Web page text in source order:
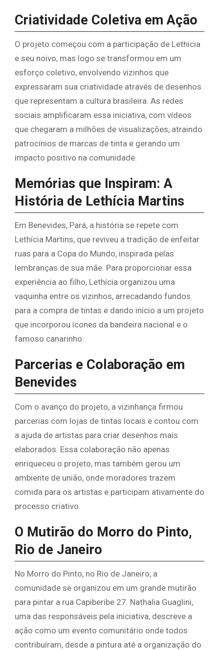
Criatividade Coletiva em Ação
O projeto começou com a participação de Lethicia
e seu noivo, mas logo se transformou em um
esforço coletivo, envolvendo vizinhos que
expressaram sua criatividade através de desenhos
que representam a cultura brasileira. As redes
sociais amplificaram essa iniciativa, com vídeos
que chegaram a milhões de visualizações, atraindo
patrocínios de marcas de tinta e gerando um
impacto positivo na comunidade.
Memórias que Inspiram: A
História de Lethícia Martins
Em Benevides, Pará, a história se repete com
Lethícia Martins, que reviveu a tradição de enfeitar
ruas para a Copa do Mundo, inspirada pelas
lembranças de sua mãe. Para proporcionar essa
experiência ao filho, Lethícia organizou uma
vaquinha entre os vizinhos, arrecadando fundos
para a compra de tintas e dando início a um projeto
que incorporou ícones da bandeira nacional e o
famoso canarinho.
Parcerias e Colaboração em
Benevides
Com o avanço do projeto, a vizinhança firmou
parcerias com lojas de tintas locais e contou com
a ajuda de artistas para criar desenhos mais
elaborados. Essa colaboração não apenas
enriqueceu o projeto, mas também gerou um
ambiente de união, onde moradores trazem
comida para os artistas e participam ativamente do
processo criativo.
O Mutirão do Morro do Pinto,
Rio de Janeiro
No Morro do Pinto, no Rio de Janeiro, a
comunidade se organizou em um grande mutirão
para pintar a rua Capiberibe 27. Nathalia Guaglini,
uma das responsáveis pela iniciativa, descreve a
ação como um evento comunitário onde todos
contribuíram, desde a pintura até a organização do